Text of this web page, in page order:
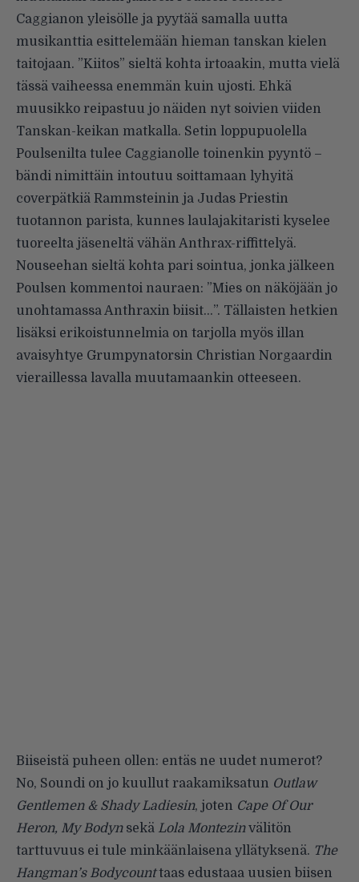
Caggianon yleisölle ja pyytää samalla uutta
musikanttia esittelemään hieman tanskan kielen
taitojaan. ”Kiitos” sieltä kohta irtoaakin, mutta vielä
tässä vaiheessa enemmän kuin ujosti. Ehkä
muusikko reipastuu jo näiden nyt soivien viiden
Tanskan-keikan matkalla. Setin loppupuolella
Poulsenilta tulee Caggianolle toinenkin pyyntö –
bändi nimittäin intoutuu soittamaan lyhyitä
coverpätkiä Rammsteinin ja Judas Priestin
tuotannon parista, kunnes laulajakitaristi kyselee
tuoreelta jäseneltä vähän Anthrax-riffittelyä.
Nouseehan sieltä kohta pari sointua, jonka jälkeen
Poulsen kommentoi nauraen: ”Mies on näköjään jo
unohtamassa Anthraxin biisit…”. Tällaisten hetkien
lisäksi erikoistunnelmia on tarjolla myös illan
avaisyhtye Grumpynatorsin Christian Norgaardin
vieraillessa lavalla muutamaankin otteeseen.
Biiseistä puheen ollen: entäs ne uudet numerot?
No, Soundi on jo kuullut raakamiksatun Outlaw
Gentlemen & Shady Ladiesin, joten Cape Of Our
Heron, My Bodynsekä Lola Montezinvälitön
tarttuvuus ei tule minkäänlaisena yllätyksenä. The
Hangman’s Bodycounttaas edustaaa uusien biisen